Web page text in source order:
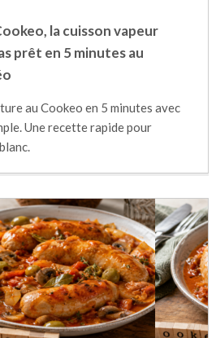
la cuisson vapeur
prêt en 5 minutes au
au Cookeo en 5 minutes avec
Une recette rapide pour